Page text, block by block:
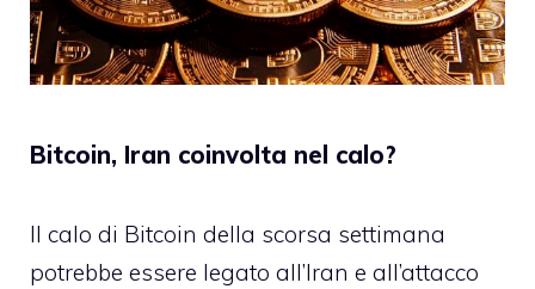
Bitcoin, Iran coinvolta nel calo?
Il calo di Bitcoin della scorsa settimana
potrebbe essere legato all’Iran e all’attacco